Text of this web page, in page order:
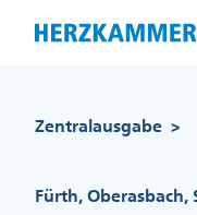
Zentralausgabe >
Fürth,